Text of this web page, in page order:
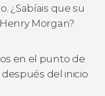
¿Sabíais que su
Morgan?
en el punto de
del inicio